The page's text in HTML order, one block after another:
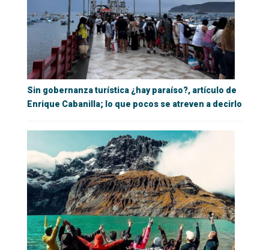
Sin gobernanza turística ¿hay paraíso?, artículo de
Enrique Cabanilla; lo que pocos se atreven a decirlo